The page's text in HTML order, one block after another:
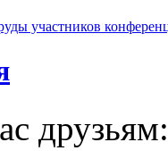
участников
друзьям: